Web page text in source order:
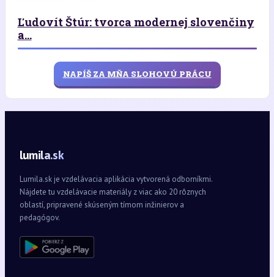
Ľudovít Štúr: tvorca modernej slovenčiny
a...
NAPÍŠ ZA MŇA SLOHOVÚ PRÁCU
lumila.sk
Lumila.sk je vzdelávacia aplikácia vytvorená odborníkmi.
Nájdete tu vzdelávacie materiály z viac ako 20 rôznych
oblastí, pripravené skúseným tímom inžinierov a
pedagógov.